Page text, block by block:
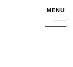
MENU